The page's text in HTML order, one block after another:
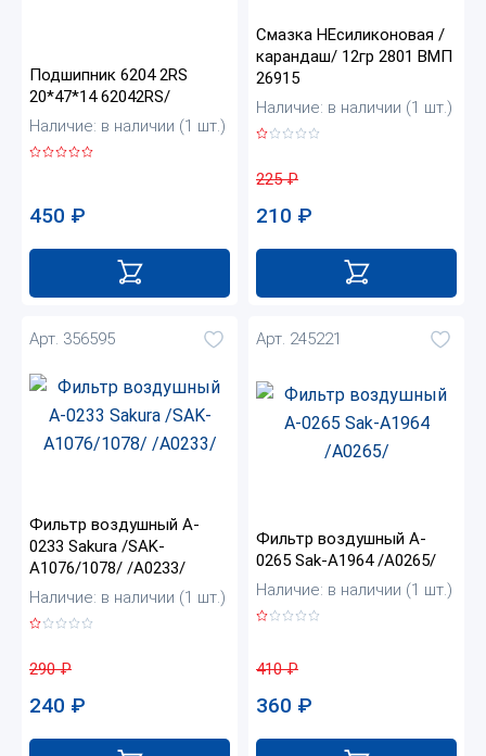
Подшипник 6204 2RS
20*47*14 62042RS/
Наличие: в наличии (1 шт.)
450 ₽
Смазка НЕсиликоновая /
карандаш/ 12гр 2801 ВМП
26915
Наличие: в наличии (1 шт.)
225₽
210 ₽
Арт. 356595
Фильтр воздушный A-
0233 Sakura /SAK-
A1076/1078/ /A0233/
Наличие: в наличии (1 шт.)
290₽
240 ₽
Арт. 245221
Фильтр воздушный A-
0265 Sak-A1964 /A0265/
Наличие: в наличии (1 шт.)
410₽
360 ₽